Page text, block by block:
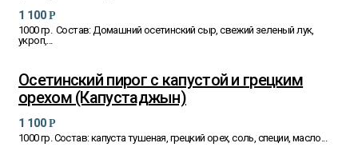
1 100 Р
1000 гр. Состав: Домашний осетинский сыр, свежий зеленый лук,
укроп,...
Осетинский пирог с капустой и грецким
орехом (Капустаджын)
1 100 Р
1000 гр. Состав: капуста тушеная, грецкий орех, соль, специи, масло...